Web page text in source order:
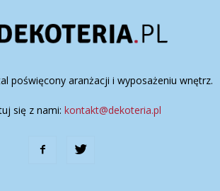
poświęcony aranżacji i wyposażeniu wnętrz.
się z nami: kontakt@dekoteria.pl